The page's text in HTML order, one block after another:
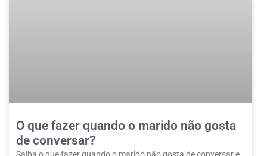
O que fazer quando o marido não gosta
de conversar?